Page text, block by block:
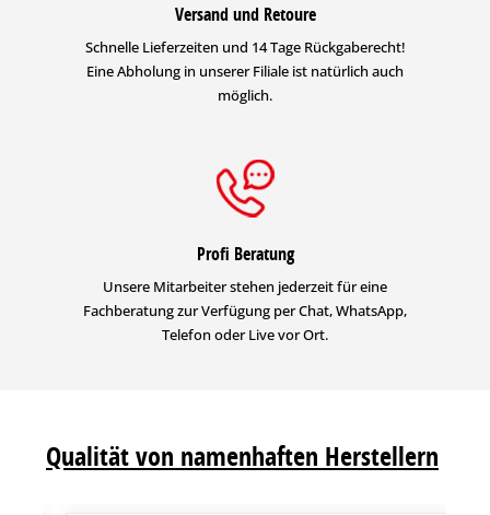
Versand und Retoure
Schnelle Lieferzeiten und 14 Tage Rückgaberecht!
Eine Abholung in unserer Filiale ist natürlich auch
möglich.
Profi Beratung
Unsere Mitarbeiter stehen jederzeit für eine
Fachberatung zur Verfügung per Chat, WhatsApp,
Telefon oder Live vor Ort.
Qualität von namenhaften Herstellern